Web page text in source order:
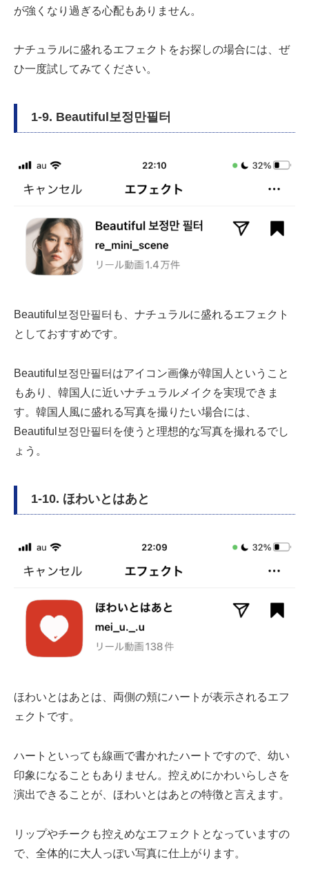
が強くなり過ぎる心配もありません。
ナチュラルに盛れるエフェクトをお探しの場合には、ぜ
ひ一度試してみてください。
1-9. Beautiful보정만필터
Beautiful보정만필터も、ナチュラルに盛れるエフェクト
としておすすめです。
Beautiful보정만필터はアイコン画像が韓国人ということ
もあり、韓国人に近いナチュラルメイクを実現できま
す。韓国人風に盛れる写真を撮りたい場合には、
Beautiful보정만필터を使うと理想的な写真を撮れるでし
ょう。
1-10. ほわいとはあと
ほわいとはあとは、両側の頬にハートが表示されるエフ
ェクトです。
ハートといっても線画で書かれたハートですので、幼い
印象になることもありません。控えめにかわいらしさを
演出できることが、ほわいとはあとの特徴と言えます。
リップやチークも控えめなエフェクトとなっていますの
で、全体的に大人っぽい写真に仕上がります。